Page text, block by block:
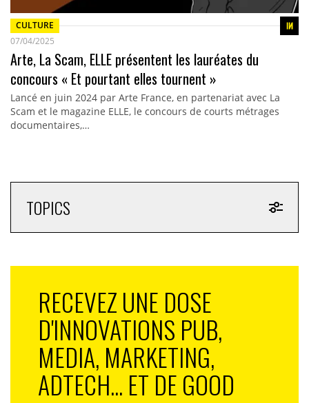
CULTURE
07/04/2025
Arte, La Scam, ELLE présentent les lauréates du
concours « Et pourtant elles tournent »
Lancé en juin 2024 par Arte France, en partenariat avec La
Scam et le magazine ELLE, le concours de courts métrages
documentaires,…
TOPICS
RECEVEZ UNE DOSE
D'INNOVATIONS PUB,
MEDIA, MARKETING,
ADTECH... ET DE GOOD